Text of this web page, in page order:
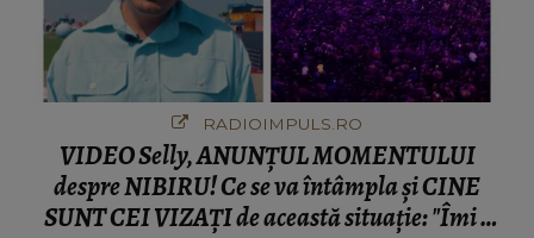
RADIOIMPULS.RO
VIDEO Selly, ANUNȚUL MOMENTULUI
despre NIBIRU! Ce se va întâmpla și CINE
SUNT CEI VIZAȚI de această situație: "Îmi e